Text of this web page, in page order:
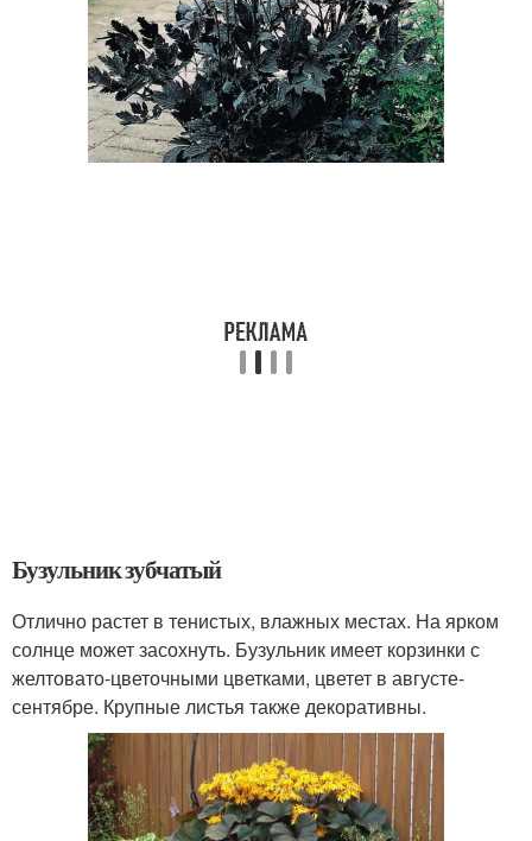
Бузульник зубчатый
Отлично растет в тенистых, влажных местах. На ярком
солнце может засохнуть. Бузульник имеет корзинки с
желтовато-цветочными цветками, цветет в августе-
сентябре. Крупные листья также декоративны.